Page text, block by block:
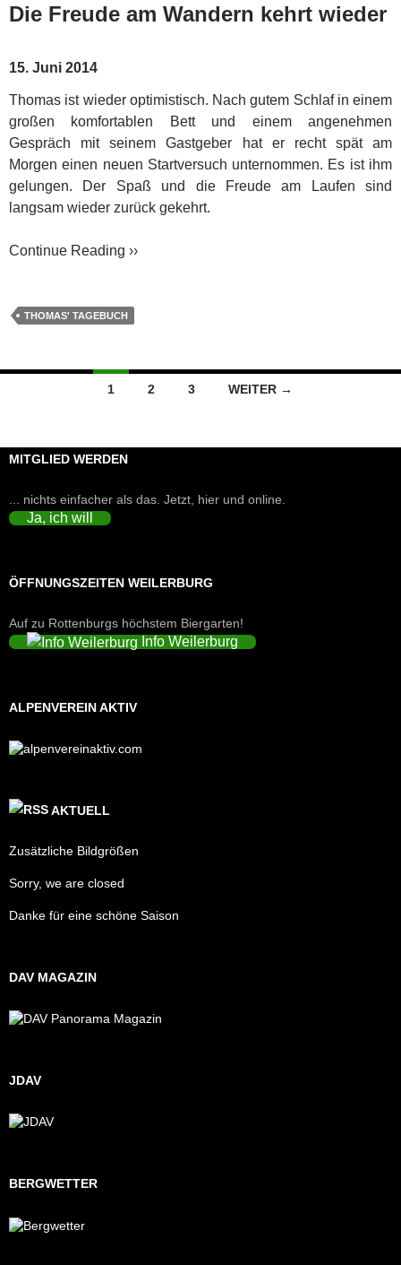
Die Freude am Wandern kehrt wieder
15. Juni 2014
Thomas ist wieder optimistisch. Nach gutem Schlaf in einem
großen komfortablen Bett und einem angenehmen
Gespräch mit seinem Gastgeber hat er recht spät am
Morgen einen neuen Startversuch unternommen. Es ist ihm
gelungen. Der Spaß und die Freude am Laufen sind
langsam wieder zurück gekehrt.
Continue Reading ››
THOMAS' TAGEBUCH
Beitragsnavigation
1 2 3 WEITER →
MITGLIED WERDEN
... nichts einfacher als das. Jetzt, hier und online.
Ja, ich will
ÖFFNUNGSZEITEN WEILERBURG
Auf zu Rottenburgs höchstem Biergarten!
Info Weilerburg
ALPENVEREIN AKTIV
AKTUELL
Zusätzliche Bildgrößen
Sorry, we are closed
Danke für eine schöne Saison
DAV MAGAZIN
JDAV
BERGWETTER